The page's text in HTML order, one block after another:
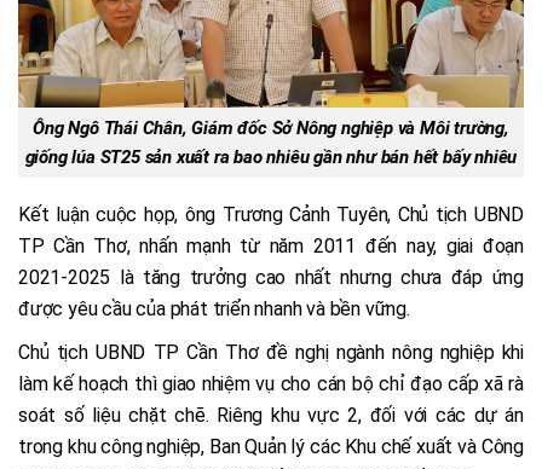
Ông Ngô Thái Chân, Giám đốc Sở Nông nghiệp và Môi trường,
giống lúa ST25 sản xuất ra bao nhiêu gần như bán hết bấy nhiêu
Kết luận cuộc họp, ông Trương Cảnh Tuyên, Chủ tịch UBND
TP Cần Thơ, nhấn mạnh từ năm 2011 đến nay, giai đoạn
2021-2025 là tăng trưởng cao nhất nhưng chưa đáp ứng
được yêu cầu của phát triển nhanh và bền vững.
Chủ tịch UBND TP Cần Thơ đề nghị ngành nông nghiệp khi
làm kế hoạch thì giao nhiệm vụ cho cán bộ chỉ đạo cấp xã rà
soát số liệu chặt chẽ. Riêng khu vực 2, đối với các dự án
trong khu công nghiệp, Ban Quản lý các Khu chế xuất và Công